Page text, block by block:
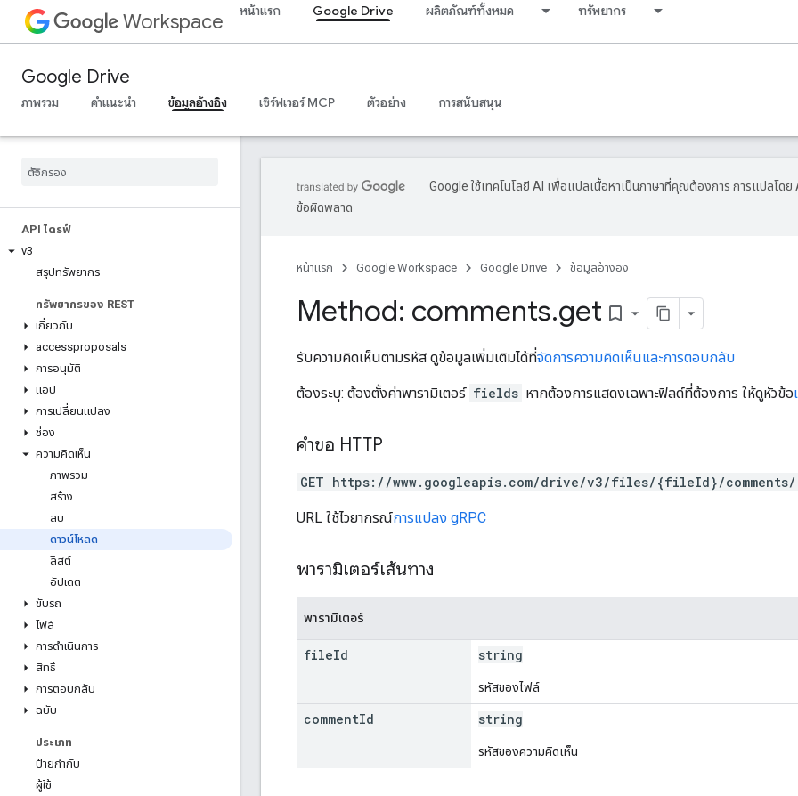
Workspace หน้าแรก Google Drive ผลิตภัณฑ์ทั้งหมด ทรัพยากร
Google Drive
ภาพรวม คำแนะนำ ข้อมูลอ้างอิง เซิร์ฟเวอร์ MCP ตัวอย่าง การสนับสนุน
API ไดรฟ์
v3
สรุปทรัพยากร
ทรัพยากรของ REST
เกี่ยวกับ
accessproposals
การอนุมัติ
แอป
การเปลี่ยนแปลง
ช่อง
ความคิดเห็น
ภาพรวม
สร้าง
ลบ
ดาวน์โหลด
ลิสต์
อัปเดต
ขับรถ
ไฟล์
การดำเนินการ
สิทธิ์
การตอบกลับ
ฉบับ
ประเภท
ป้ายกำกับ
ผู้ใช้
Google ใช้เทคโนโลยี AI เพื่อแปลเนื้อหาเป็นภาษาที่คุณต้องการ การแปลโดย
ข้อผิดพลาด
หน้าแรก Google Workspace Google Drive ข้อมูลอ้างอิง
Method: comments.get bookmark_border
รับความคิดเห็นตามรหัส ดูข้อมูลเพิ่มเติมได้ที่จัดการความคิดเห็นและการตอบกลับ
ต้องระบุ: ต้องตั้งค่าพารามิเตอร์ fields หากต้องการแสดงเฉพาะฟิลด์ที่ต้องการ ให้ดูหัวข้อ
คำขอ HTTP
GET https://www.googleapis.com/drive/v3/files/{fileId}/comments/
URL ใช้ไวยากรณ์การแปลง gRPC
พารามิเตอร์เส้นทาง
พารามิเตอร์
fileId string
รหัสของไฟล์
commentId string
รหัสของความคิดเห็น